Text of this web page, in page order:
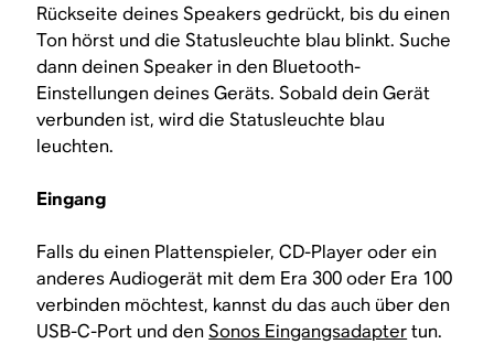
Rückseite deines Speakers gedrückt, bis du einen
Ton hörst und die Statusleuchte blau blinkt. Suche
dann deinen Speaker in den Bluetooth-
Einstellungen deines Geräts. Sobald dein Gerät
verbunden ist, wird die Statusleuchte blau
leuchten.
Eingang
Falls du einen Plattenspieler, CD-Player oder ein
anderes Audiogerät mit dem Era 300 oder Era 100
verbinden möchtest, kannst du das auch über den
USB-C-Port und denSonos Eingangsadaptertun.